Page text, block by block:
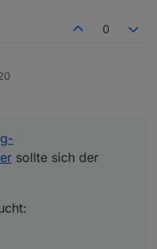
0
sollte sich der